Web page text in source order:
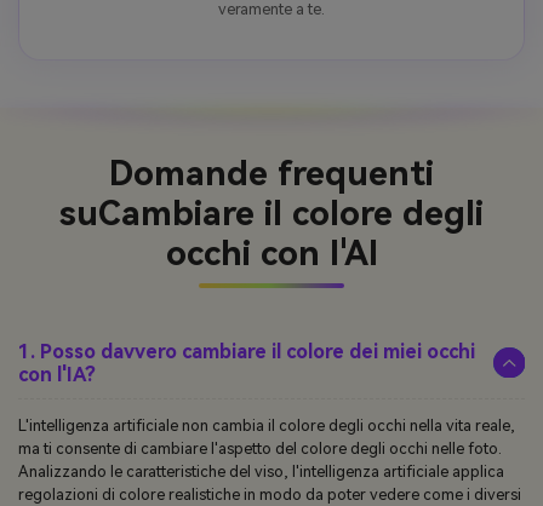
veramente a te.
Domande frequenti
suCambiare il colore degli
occhi con l'AI
1. Posso davvero cambiare il colore dei miei occhi
con l'IA?
L'intelligenza artificiale non cambia il colore degli occhi nella vita reale,
ma ti consente di cambiare l'aspetto del colore degli occhi nelle foto.
Analizzando le caratteristiche del viso, l'intelligenza artificiale applica
regolazioni di colore realistiche in modo da poter vedere come i diversi